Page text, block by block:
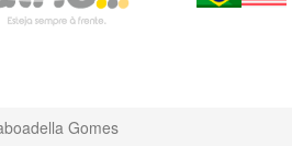
Gomes